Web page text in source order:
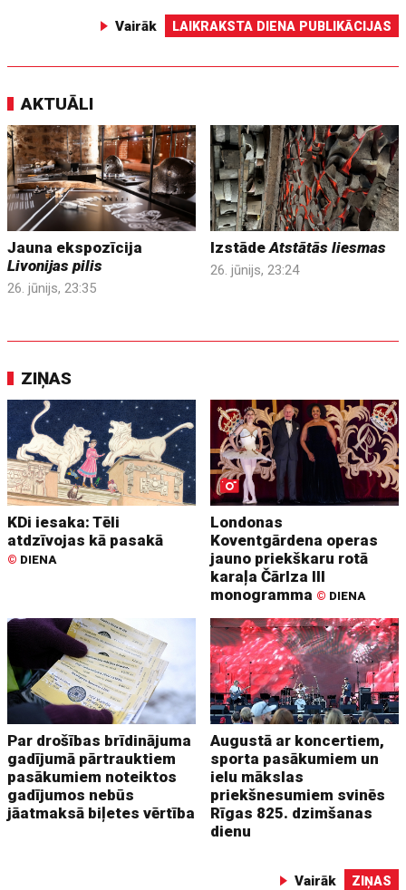
Vairāk LAIKRAKSTA DIENA PUBLIKĀCIJAS
AKTUĀLI
Jauna ekspozīcija
Livonijas pilis
26. jūnijs, 23:35
IzstādeAtstātās liesmas
26. jūnijs, 23:24
ZIŅAS
KDi iesaka: Tēli
atdzīvojas kā pasakā
© DIENA
Londonas
Koventgārdena operas
jauno priekškaru rotā
karaļa Čārlza III
monogramma © DIENA
Par drošības brīdinājuma
gadījumā pārtrauktiem
pasākumiem noteiktos
gadījumos nebūs
jāatmaksā biļetes vērtība
Augustā ar koncertiem,
sporta pasākumiem un
ielu mākslas
priekšnesumiem svinēs
Rīgas 825. dzimšanas
dienu
Vairāk ZIŅAS